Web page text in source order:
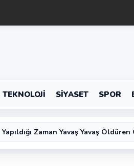
TEKNOLOJI SIYASET SPOR
Zaman Yavaş Yavaş